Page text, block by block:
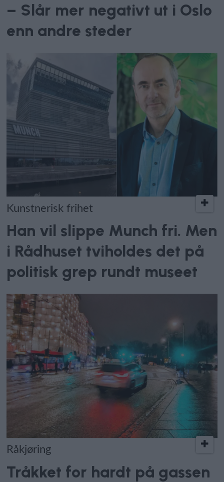
– Slår mer negativt ut i Oslo
enn andre steder
Kunstnerisk frihet
Han vil slippe Munch fri. Men
i Rådhuset tviholdes det på
politisk grep rundt museet
Råkjøring
Tråkket for hardt på gassen